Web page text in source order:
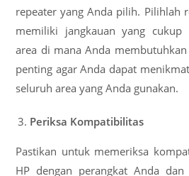
repeater yang Anda pilih. Pilihlah
memiliki jangkauan yang cukup
area di mana Anda
penting agar Anda dapat
seluruh area yang Anda gunakan.
Periksa Kompatibilitas
Pastikan untuk memeriksa
HP dengan perangkat Anda